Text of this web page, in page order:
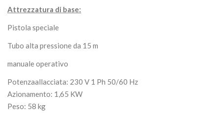
Attrezzatura di base:
Pistola speciale
Tubo alta pressione da 15 m
manuale operativo
Potenzaallacciata: 230 V 1 Ph 50/60 Hz
Azionamento: 1,65 KW
Peso: 58 kg